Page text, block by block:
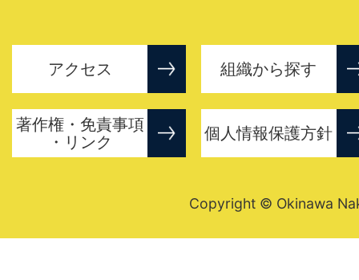
アクセス 組織から探す
著作権・免責事項
・リンク
個人情報保護方針
Copyright © Okinawa